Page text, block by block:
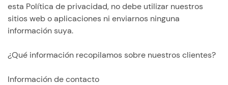
esta Política de privacidad, no debe utilizar nuestros
sitios web o aplicaciones ni enviarnos ninguna
información suya.
¿Qué información recopilamos sobre nuestros clientes?
Información de contacto